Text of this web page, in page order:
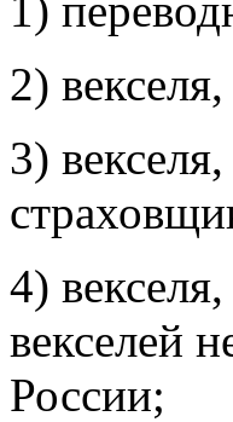
2)
3)
4)
векселей
России;